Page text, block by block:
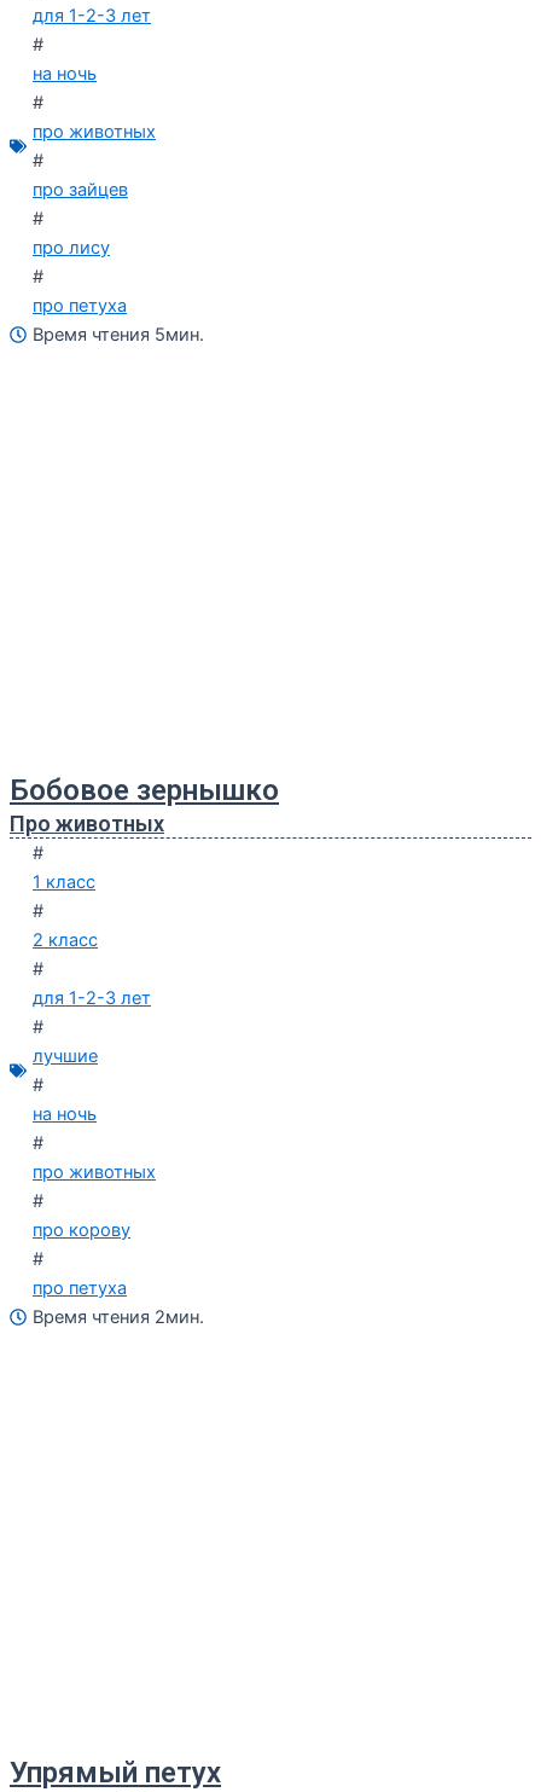
для 1-2-3 лет
#
на ночь
#
про животных
#
про зайцев
#
про лису
#
про петуха
Время чтения 5мин.
Бобовое зернышко
Про животных
#
1 класс
#
2 класс
#
для 1-2-3 лет
#
лучшие
#
на ночь
#
про животных
#
про корову
#
про петуха
Время чтения 2мин.
Упрямый петух